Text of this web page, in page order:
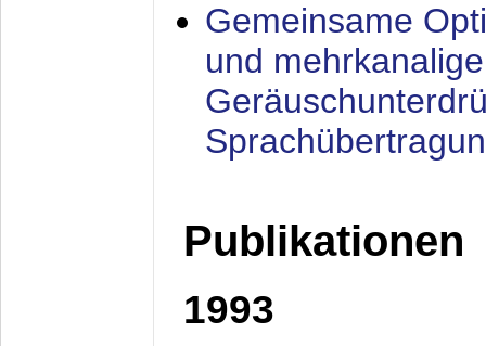
Gemeinsame
und
Publikationen
1993